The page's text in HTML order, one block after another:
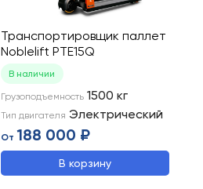
Транспортировщик паллет
Noblelift PTE15Q
В наличии
Грузоподъемность 1500 кг
Тип двигателя Электрический
От 188 000 ₽
В корзину